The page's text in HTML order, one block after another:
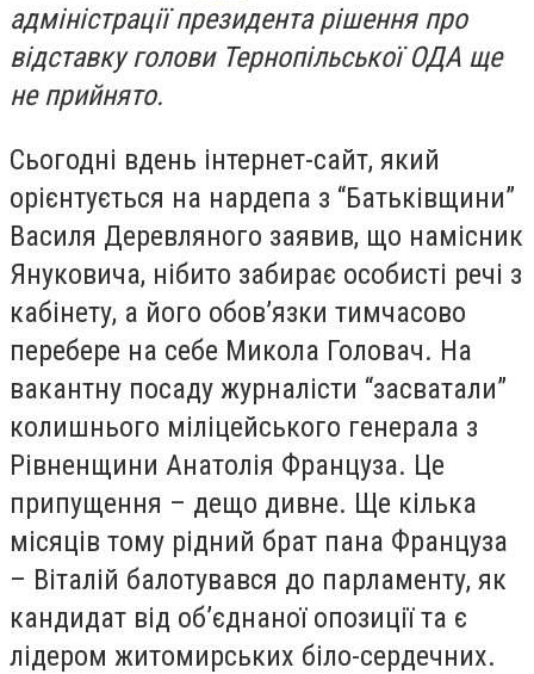
адміністрації президента рішення про
відставку голови Тернопільської ОДА ще
не прийнято.
Сьогодні вдень інтернет-сайт, який
орієнтується на нардепа з “Батьківщини”
Василя Деревляного заявив, що намісник
Януковича, нібито забирає особисті речі з
кабінету, а його обов’язки тимчасово
перебере на себе Микола Головач. На
вакантну посаду журналісти “засватали”
колишнього міліцейського генерала з
Рівненщини Анатолія Француза. Це
припущення – дещо дивне. Ще кілька
місяців тому рідний брат пана Француза
– Віталій балотувався до парламенту, як
кандидат від об’єднаної опозиції та є
лідером житомирських біло-сердечних.